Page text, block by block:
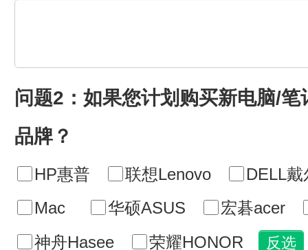
问题2：如果您计划购买新电脑/
品牌？
HP惠普 联想Lenovo
DELL戴
Mac
华硕ASUS
宏碁acer
神舟Hasee
荣耀HONOR